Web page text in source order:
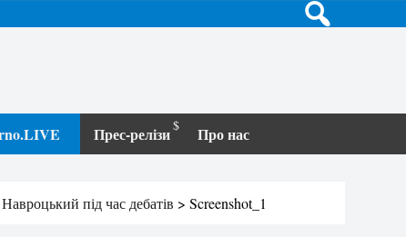
Прес-релізи Про нас
під час дебатів > Screenshot_1